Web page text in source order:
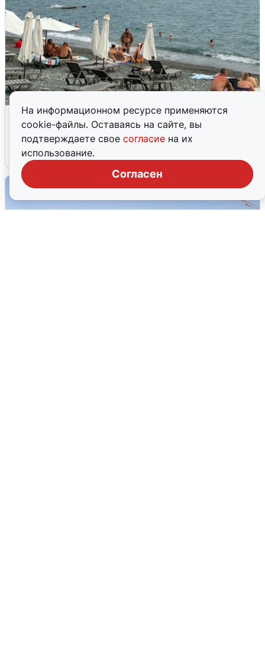
На информационном ресурсе применяются
cookie-файлы. Оставаясь на сайте, вы
подтверждаете свое согласие на их
использование.
Согласен
Жители и туристы Сочи рассказали
об атаке БПЛА 5 августа
5 августа 0